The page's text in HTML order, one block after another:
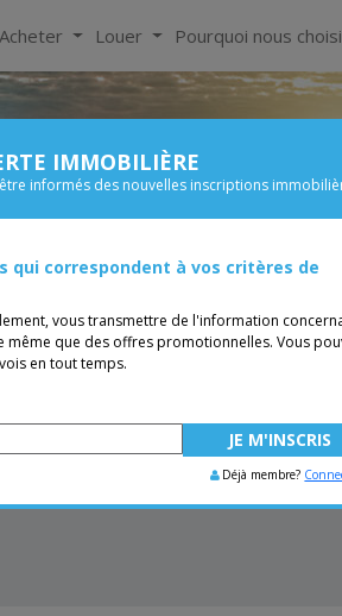
Acheter Louer Pourquoi nous
Chambre
Prix
Vous êtes courtier,
IMMOBILIÈRE
informés des nouvelles inscriptions
qui correspondent à vos critères de
vous transmettre de l'information
que des offres promotionnelles. Vous
en tout temps.
Déjà membre?